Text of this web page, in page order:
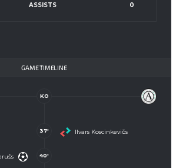
ASSISTS 0
GAME TIMELINE
KO
Ilvars Koscinkevičs
37'
40'